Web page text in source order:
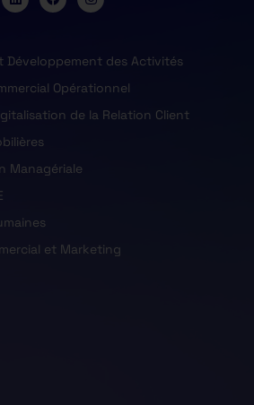
Développement des Activités
Opérationnel
de la Relation Client
Managériale
et Marketing